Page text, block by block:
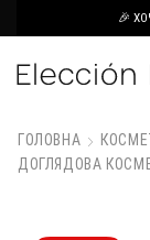
🎉
ГОЛОВНА
ДОГЛЯДОВА